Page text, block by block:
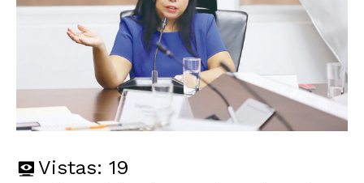
Vistas: 19